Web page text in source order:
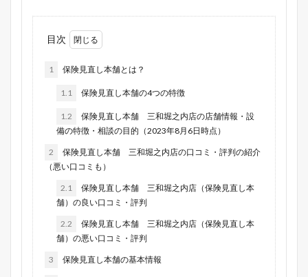
目次
1 保険見直し本舗とは？
1.1 保険見直し本舗の4つの特徴
1.2
保険見直し本舗 三和堀之内店の店舗情報・設
備の特徴・相談の目的（2023年8月6日時点）
2
保険見直し本舗 三和堀之内店の口コミ・評判の紹介
（悪い口コミも）
2.1
保険見直し本舗 三和堀之内店（保険見直し本
舗）の良い口コミ・評判
2.2
保険見直し本舗 三和堀之内店（保険見直し本
舗）の悪い口コミ・評判
3 保険見直し本舗の基本情報